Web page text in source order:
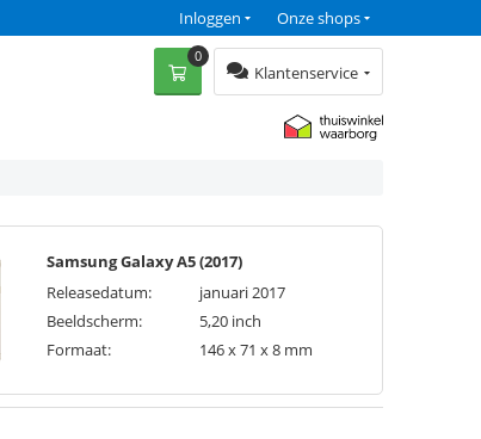
Onze shops
Inloggen
Klantenservice
0
Samsung Galaxy A5 (2017)
Releasedatum:
januari 2017
Beeldscherm:
5,20 inch
Formaat:
146 x 71 x 8 mm